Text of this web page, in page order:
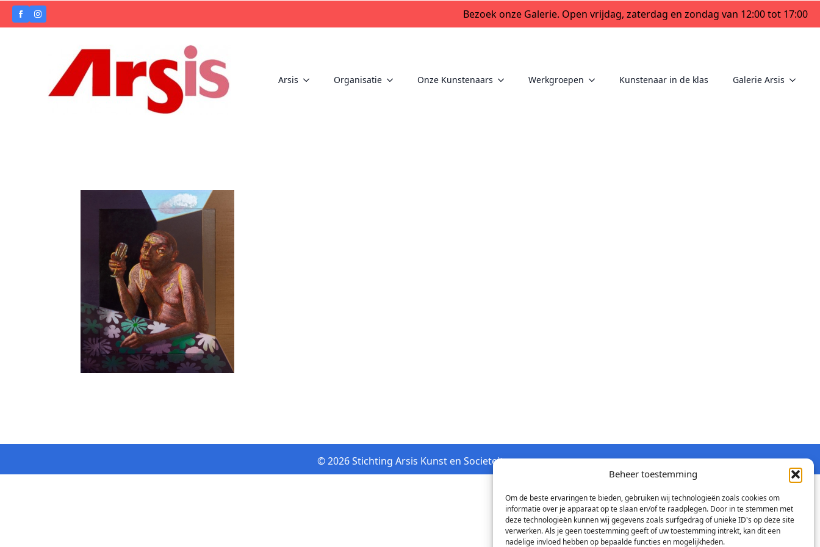
Beheer toestemming
Om de beste ervaringen te bieden, gebruiken wij technologieën zoals cookies om
informatie over je apparaat op te slaan en/of te raadplegen. Door in te stemmen met
deze technologieën kunnen wij gegevens zoals surfgedrag of unieke ID's op deze site
verwerken. Als je geen toestemming geeft of uw toestemming intrekt, kan dit een
nadelige invloed hebben op bepaalde functies en mogelijkheden.
Bezoek onze Galerie. Open vrijdag, zaterdag en zondag van 12:00 tot 17:00
Arsis Organisatie Onze Kunstenaars Werkgroepen Kunstenaar in de klas Galerie Arsis
© 2026 Stichting Arsis Kunst en Societeit